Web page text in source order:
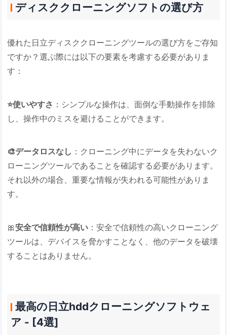
ディスククローニングソフトの選び方
優れた日立ディスククローニングツールの選び方をご存知
ですか？選ぶ際には以下の要素を考慮する必要がありま
す：
⭐使いやすさ ：シンプルな操作は、面倒な手動操作を排除
し、操作中のミスを避けることができます。
🎨データロスなし ：クローニング中にデータを失わないク
ローニングツールであることを確認する必要があります。
それ以外の場合、重要な情報が失われる可能性がありま
す。
🎀安全で信頼性が高い ：安全で信頼性の高いクローニング
ツールは、デバイスを脅かすことなく、他のデータを破壊
することはありません。
最高の日立hddクローニングソフトウェ
ア - [4選]